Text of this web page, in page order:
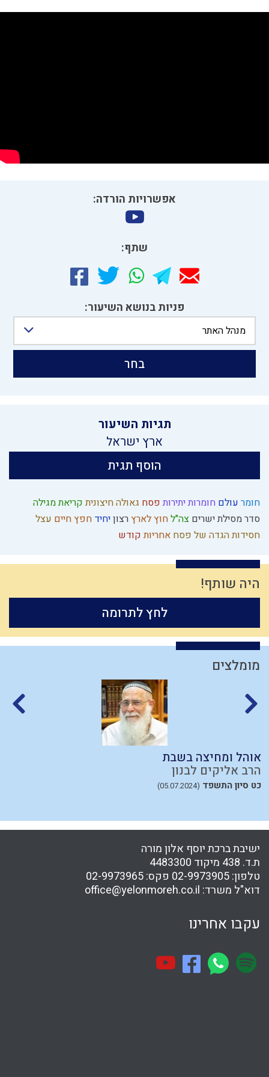
חומר עולם חומרות יתירות פסח גאולה חיצוניתקריאת מגילה
סדר מסילת ישרים צה"לחוץ לארץרצוןיחיד חפץ חיים עצל
חסידותהגדה של פסח אחריותקודש
היה שותף!
לחץ לתרומה
אפשרויות הורדה:
שתף:
פניות בנושא השיעור:
מנהל האתר
בחר
תגיות השיעור
ארץ ישראל
הוסף תגית
מומלצים
אוהל ומחיצה בשבת
הרב אליקים לבנון
כט סיון התשפד (05.07.2024)
ישיבת ברכת יוסף אלון מורה
ת.ד. 438 מיקוד 4483300
טלפון:02-9973905 פקס:02-9973965
דוא"ל משרד: office@yelonmoreh.co.il
עקבו אחרינו